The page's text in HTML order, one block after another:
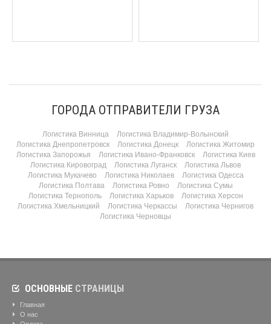
ГОРОДА ОТПРАВИТЕЛИ ГРУЗА
Логистика Винница
Логистика Владимир-Волынский
Логистика Днепропетровск
Логистика Донецк
Логистика Житомир
Логистика Запорожья
Логистика Ивано-Франковск
Логистика Киев
Логистика Кировоград
Логистика Луганск
Логистика Львов
Логистика Мукачево
Логистика Николаев
Логистика Одесса
Логистика Полтава
Логистика Ровно
Логистика Сумы
Логистика Тернополь
Логистика Харьков
Логистика Херсон
Логистика Хмельницкий
Логистика Черкассы
Логистика Чернигов
Логистика Черновцы
ОСНОВНЫЕ СТРАНИЦЫ
Главная
О нас